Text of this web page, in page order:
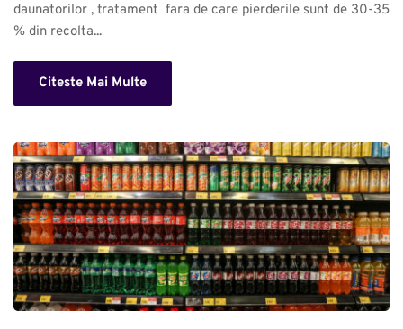
daunatorilor , tratament  fara de care pierderile sunt de 30-35
% din recolta...
Citeste Mai Multe